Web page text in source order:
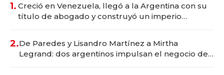
1. Creció en Venezuela, llegó a la Argentina con su
título de abogado y construyó un imperio
2.De Paredes y Lisandro Martínez a Mirtha
Legrand: dos argentinos impulsan el negocio del